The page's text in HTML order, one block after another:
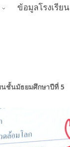
ข้อมูลโรงเรียน
นชั้นมัธยมศึกษาปีที่ 5